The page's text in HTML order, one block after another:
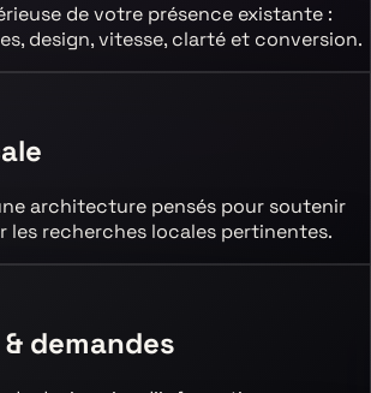
de votre présence existante :
design, vitesse, clarté et conversion.
architecture pensés pour soutenir
les recherches locales pertinentes.
demandes